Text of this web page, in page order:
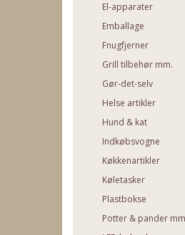
El-apparater
Emballage
Fnugfjerner
Grill tilbehør mm.
Gør-det-selv
Helse artikler
Hund & kat
Indkøbsvogne
Køkkenartikler
Køletasker
Plastbokse
Potter & pander